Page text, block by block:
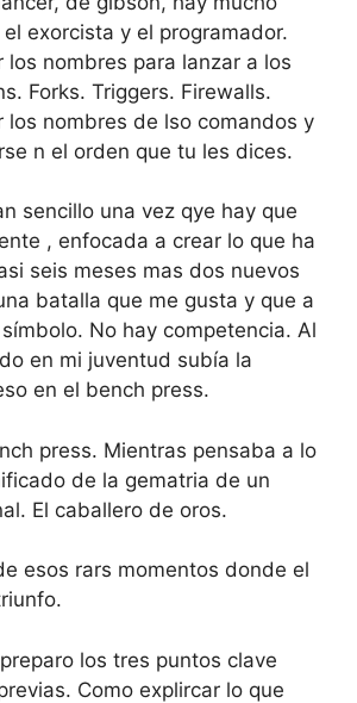
exorcista y el programador.
los nombres para lanzar a los
Forks. Triggers. Firewalls.
los nombres de lso comandos y
n el orden que tu les dices.
sencillo una vez qye hay que
, enfocada a crear lo que ha
seis meses mas dos nuevos
batalla que me gusta y que a
No hay competencia. Al
en mi juventud subía la
en el bench press.
press. Mientras pensaba a lo
de la gematria de un
El caballero de oros.
esos rars momentos donde el
los tres puntos clave
Como explircar lo que